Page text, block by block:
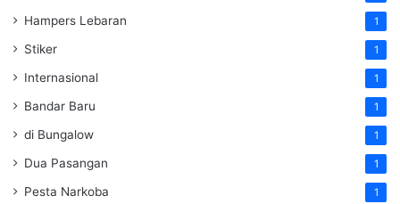
Hampers Lebaran 1
Stiker 1
Internasional 1
Bandar Baru 1
di Bungalow 1
Dua Pasangan 1
Pesta Narkoba 1